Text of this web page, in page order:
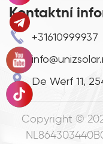
Kontaktní
+31610999937
De Werf 11,
Copyright ©